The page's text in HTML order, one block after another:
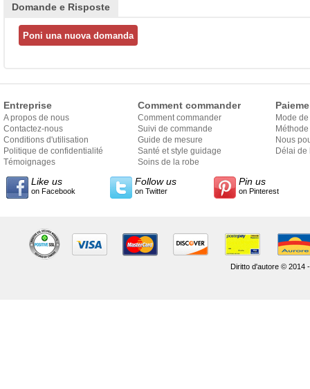
Domande e Risposte
Entreprise
A propos de nous
Contactez-nous
Conditions d'utilisation
Politique de confidentialité
Témoignages
Comment commander
Comment commander
Suivi de commande
Guide de mesure
Santé et style guidage
Soins de la robe
Mode
Nous
Délai de
Like us
on Facebook
Follow us
on Twitter
Pin us
on Pinterest
Diritto d'autore © 2014